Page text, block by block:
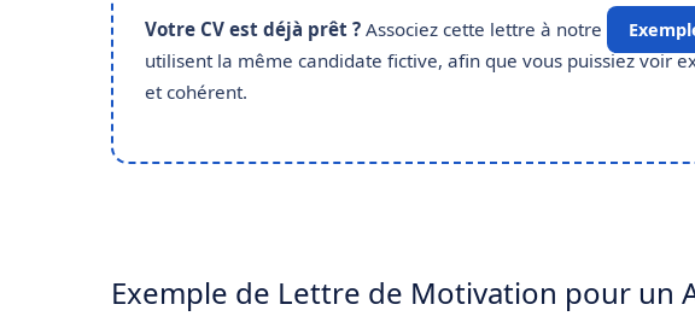
Votre CV est déjà prêt ? Associez cette lettre à notre
utilisent la même candidate fictive, afin que vous puissiez voir
et cohérent.
Exemple de Lettre de Motivation pour un